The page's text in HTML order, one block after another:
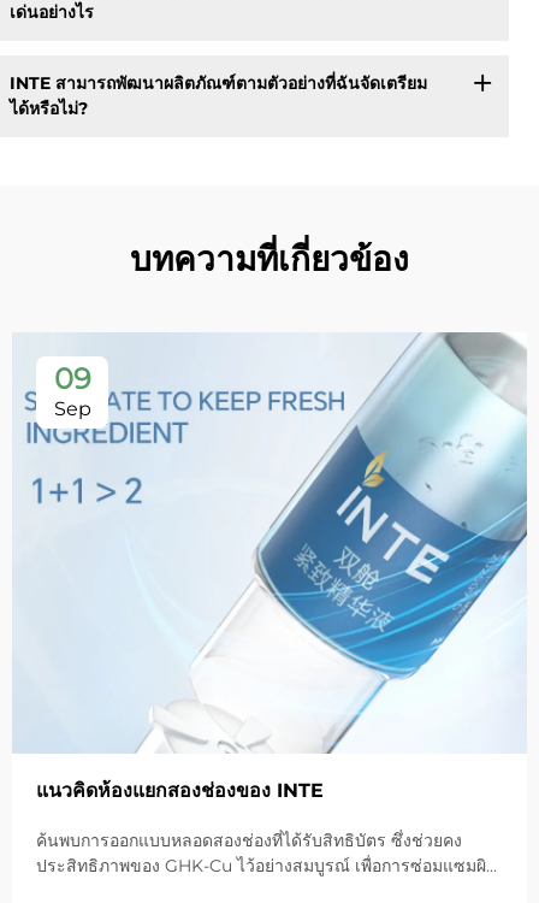
เด่นอย่างไร
INTE สามารถพัฒนาผลิตภัณฑ์ตามตัวอย่างที่ฉันจัดเตรียม
ได้หรือไม่?
บทความที่เกี่ยวข้อง
09
Sep
แนวคิดห้องแยกสองช่องของ INTE
ค้นพบการออกแบบหลอดสองช่องที่ได้รับสิทธิบัตร ซึ่งช่วยคง
ประสิทธิภาพของ GHK-Cu ไว้อย่างสมบูรณ์ เพื่อการซ่อมแซมผิว